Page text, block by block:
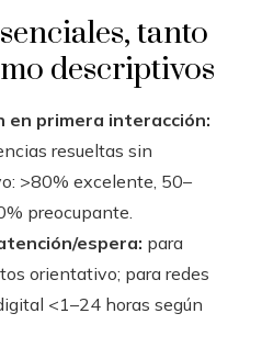
tanto
descriptivos
en primera interacción:
resueltas sin
>80% excelente, 50–
preocupante.
espera: para
orientativo; para redes
<1–24 horas según